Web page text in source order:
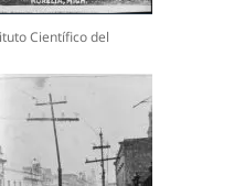
Científico del